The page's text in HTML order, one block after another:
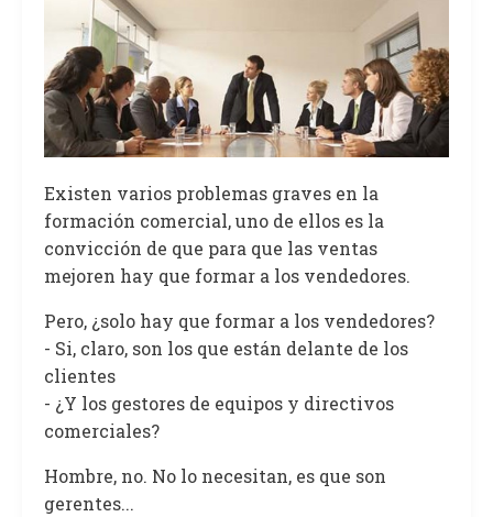
Existen varios problemas graves en la
formación comercial, uno de ellos es la
convicción de que para que las ventas
mejoren hay que formar a los vendedores.
Pero, ¿solo hay que formar a los vendedores?
- Si, claro, son los que están delante de los
clientes
- ¿Y los gestores de equipos y directivos
comerciales?
Hombre, no. No lo necesitan, es que son
gerentes...